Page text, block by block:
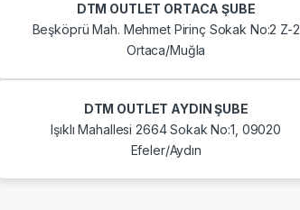
DTM OUTLET ORTACA ŞUBE
Beşköprü Mah. Mehmet Pirinç Sokak No:2 Z-2
Ortaca/Muğla
DTM OUTLET AYDIN ŞUBE
Işıklı Mahallesi 2664 Sokak No:1, 09020
Efeler/Aydın